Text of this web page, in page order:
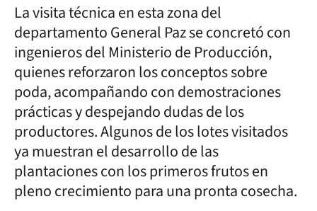
La visita técnica en esta zona del
departamento General Paz se concretó con
ingenieros del Ministerio de Producción,
quienes reforzaron los conceptos sobre
poda, acompañando con demostraciones
prácticas y despejando dudas de los
productores. Algunos de los lotes visitados
ya muestran el desarrollo de las
plantaciones con los primeros frutos en
pleno crecimiento para una pronta cosecha.